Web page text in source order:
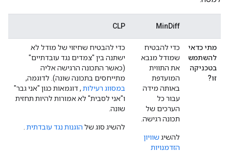
MinDiff
CLP
מתי כדאי
להשתמש
בטכניקה
זו?
כדי להבטיח
שמודל מנבא
את התווית
המועדפת
באותה מידה
עבור כל
הערכים של
תכונה רגישה.
להשיג שוויון
הזדמנויות
כדי להבטיח שחיזוי של מודל לא
ישתנה בין "צמדים נגד עובדתיים"
(כאשר התכונה הרגישה אליה
מתייחסים בתכונה שונה). לדוגמה,
במסווג רעילות , דוגמאות כגון "אני גבר"
ו"אני לסבית" לא אמורות להיות תחזית
שונה.
להשיג סוג של הוגנות נגד עובדתית